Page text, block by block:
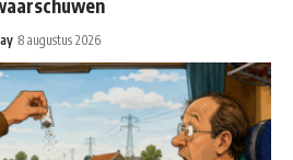
8 augustus 2026